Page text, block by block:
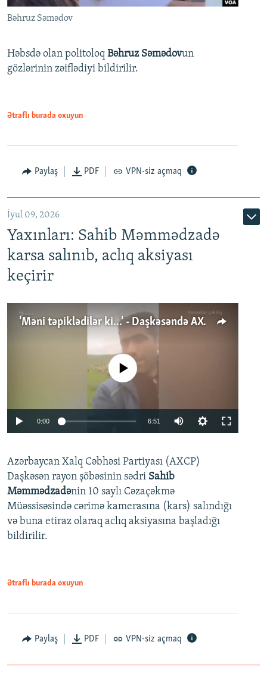
Bəhruz Səmədov
Həbsdə olan politoloq Bəhruz Səmədovun
gözlərinin zəiflədiyi bildirilir.
Ətraflı burada oxuyun
Paylaş PDF VPN-siz açmaq
İyul 09, 2026
Yaxınları: Sahib Məmmədzadə
karsa salınıb, aclıq aksiyası
keçirir
'Məni təpiklədilər ki...' - Daşkəsəndə AXCP fəalının yaxınları onun həbsinə etiraz edirlər
Auto 240p 360p
720p 1080p
No media source currently available
0:00 6:51
360p
720p
1080p
Azərbaycan Xalq Cəbhəsi Partiyası (AXCP)
Daşkəsən rayon şöbəsinin sədri Sahib
Məmmədzadənin 10 saylı Cəzaçəkmə
Müəssisəsində cərimə kamerasına (kars) salındığı
və buna etiraz olaraq aclıq aksiyasına başladığı
bildirilir.
Ətraflı burada oxuyun
Paylaş PDF VPN-siz açmaq